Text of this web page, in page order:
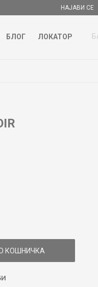
НАЈАВИ СЕ
БЛОГ ЛОКАТОР
КОШНИЧКА